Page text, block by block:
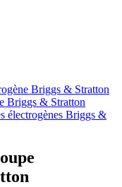
Briggs & Stratton
Briggs & Stratton
électrogènes Briggs &